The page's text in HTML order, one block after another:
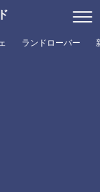
ランドローバー